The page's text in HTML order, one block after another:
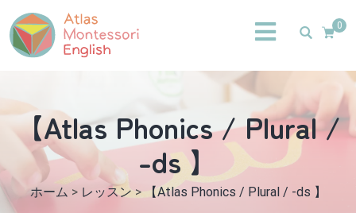
0
【Atlas Phonics / Plural /
-ds 】
ホーム > レッスン > 【Atlas Phonics / Plural / -ds 】